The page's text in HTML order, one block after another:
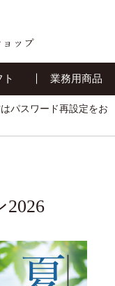
ト 業務用商品
パスワード再設定をお